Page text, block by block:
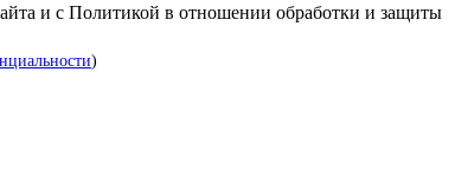
и с Политикой в отношении обработки и защиты
)